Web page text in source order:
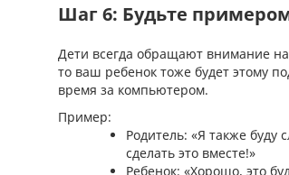
Шаг 6: Будьте
Дети всегда обращают внимание
то ваш ребенок тоже будет этому
время за компьютером.
Пример:
Родитель: «Я также
сделать это вместе!»
Ребенок: «Хорошо, это